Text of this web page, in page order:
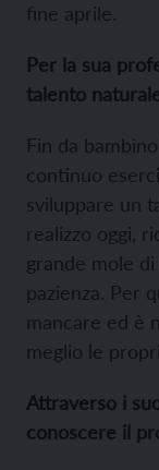
fine aprile.
Per la sua
talento
Fin da
continuo
sviluppare un
realizzo oggi,
grande mole
pazienza. Per
mancare ed è
meglio le
Attraverso i
conoscere il